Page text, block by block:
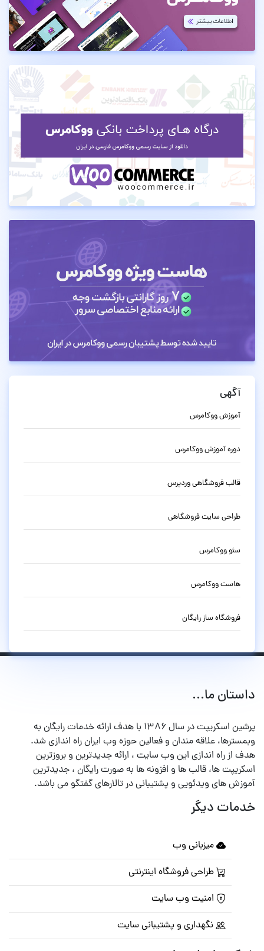
آگهی
آموزش ووکامرس
دوره آموزش ووکامرس
قالب فروشگاهی وردپرس
طراحی سایت فروشگاهی
سئو ووکامرس
هاست ووکامرس
فروشگاه ساز رایگان
داستان ما...
پرشین اسکریپت در سال ۱۳۸۶ با هدف ارائه خدمات رایگان به
وبمسترها، علاقه مندان و فعالین حوزه وب ایران راه اندازی شد.
هدف از راه اندازی این وب سایت ، ارائه جدیدترین و بروزترین
اسکریپت ها، قالب ها و افزونه ها به صورت رایگان ، جدیدترین
آموزش های ویدئویی و پشتیبانی در تالارهای گفتگو می باشد.
خدمات دیگر
میزبانی وب
طراحی فروشگاه اینترنتی
امنیت وب سایت
نگهداری و پشتیبانی سایت